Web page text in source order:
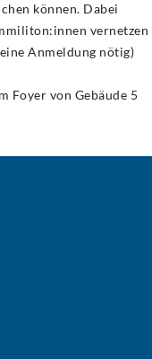
können. Dabei
vernetzen
Anmeldung nötig)
Foyer von Gebäude 5